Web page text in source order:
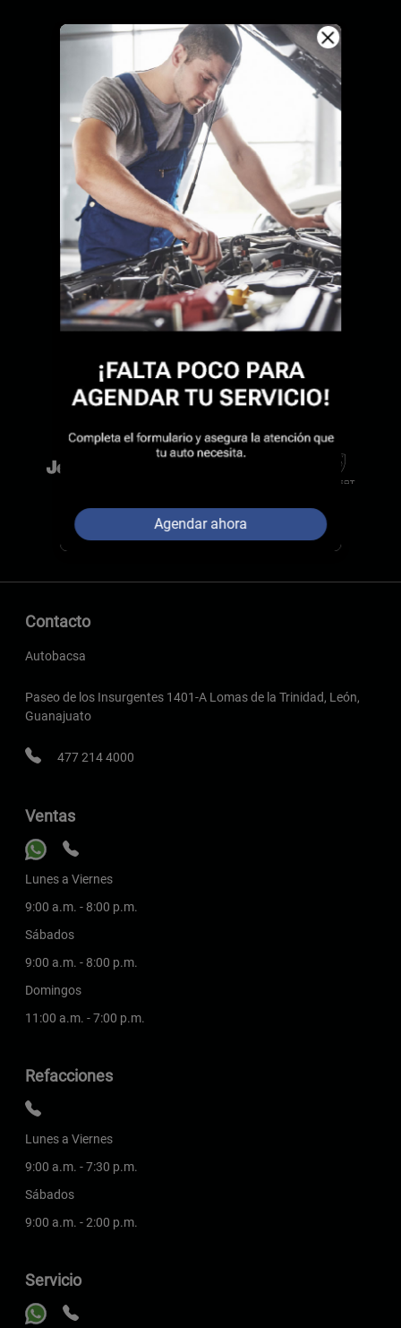
Contacto
Autobacsa
Paseo de los Insurgentes 1401-A Lomas de la Trinidad, León,
Guanajuato
477 214 4000
Ventas
Lunes a Viernes
9:00 a.m. - 8:00 p.m.
Sábados
9:00 a.m. - 8:00 p.m.
Domingos
11:00 a.m. - 7:00 p.m.
Refacciones
Lunes a Viernes
9:00 a.m. - 7:30 p.m.
Sábados
9:00 a.m. - 2:00 p.m.
Servicio
Agendar ahora